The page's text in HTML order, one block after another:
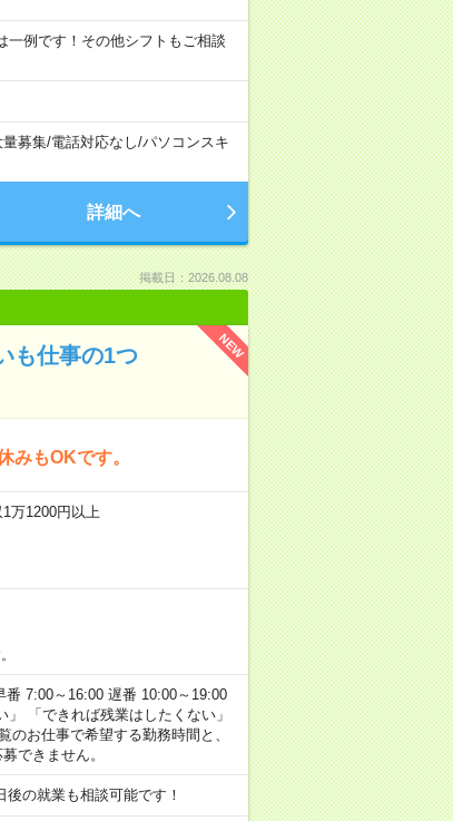
一例です！その他シフトもご相談
募集/電話対応なし/パソコンスキ
詳細へ
掲載日：2026.08.08
NEW
も仕事の1つ
もOKです。
1200円以上
7:00～16:00 遅番 10:00～19:00
「できれば残業はしたくない」
お仕事で希望する勤務時間と、
できません。
の就業も相談可能です！